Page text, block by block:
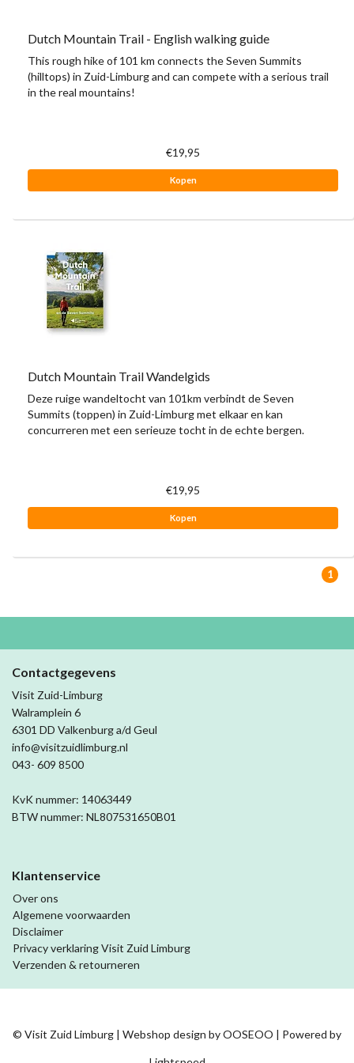
Dutch Mountain Trail - English walking guide
This rough hike of 101 km connects the Seven Summits
(hilltops) in Zuid-Limburg and can compete with a serious trail
in the real mountains!
€19,95
Kopen
Dutch Mountain Trail Wandelgids
Deze ruige wandeltocht van 101km verbindt de Seven
Summits (toppen) in Zuid-Limburg met elkaar en kan
concurreren met een serieuze tocht in de echte bergen.
€19,95
Kopen
1
Contactgegevens
Visit Zuid-Limburg
Walramplein 6
6301 DD Valkenburg a/d Geul
info@visitzuidlimburg.nl
043- 609 8500
KvK nummer: 14063449
BTW nummer: NL807531650B01
Klantenservice
Over ons
Algemene voorwaarden
Disclaimer
Privacy verklaring Visit Zuid Limburg
Verzenden & retourneren
© Visit Zuid Limburg | Webshop design byOOSEOO | Powered by